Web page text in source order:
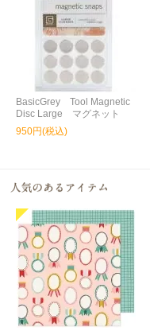
BasicGrey Tool Magnetic
Disc Large マグネット
950円(税込)